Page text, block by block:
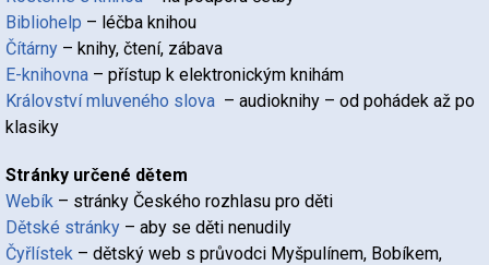
Bibliohelp – léčba knihou
Čítárny – knihy, čtení, zábava
E-knihovna – přístup k elektronickým knihám
Království mluveného slova – audioknihy – od pohádek až po
klasiky
Stránky určené dětem
Webík – stránky Českého rozhlasu pro děti
Dětské stránky – aby se děti nenudily
Čyřlístek – dětský web s průvodci Myšpulínem, Bobíkem,